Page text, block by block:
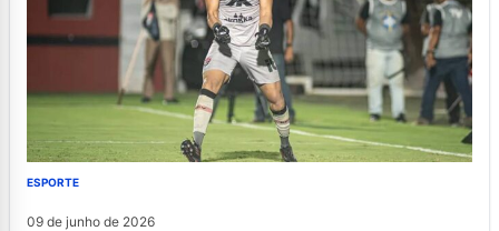
ESPORTE
09 de junho de 2026